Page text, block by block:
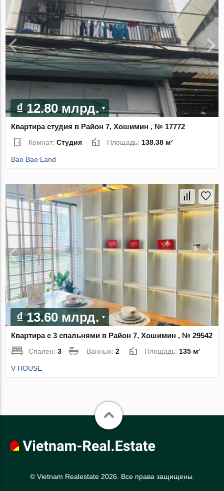
₫ 12.80 млрд.
Квартира студия в Район 7, Хошимин , № 17772
Комнат:Студия Площадь: 138.38 м²
Bao Bao Land
₫ 13.60 млрд.
Квартира с 3 спальнями в Район 7, Хошимин , № 29542
Спален:3 Ванных:2 Площадь: 135 м²
V-HOUSE
© Vietnam Realestate 2026. Все права защищены.